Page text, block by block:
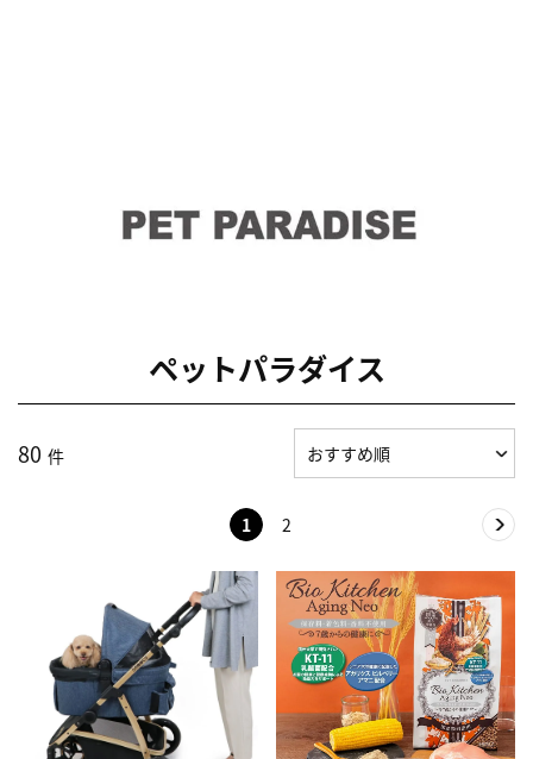
ペットパラダイス
80 件
1 2